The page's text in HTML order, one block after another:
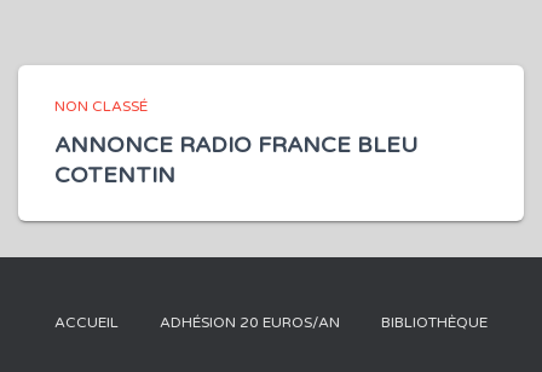
NON CLASSÉ
ANNONCE RADIO FRANCE BLEU
COTENTIN
ACCUEIL ADHÉSION 20 EUROS/AN BIBLIOTHÈQUE